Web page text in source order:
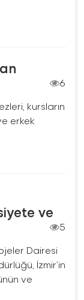
6
kursların
erkek
ve
5
Dairesi
İzmir’in
ve